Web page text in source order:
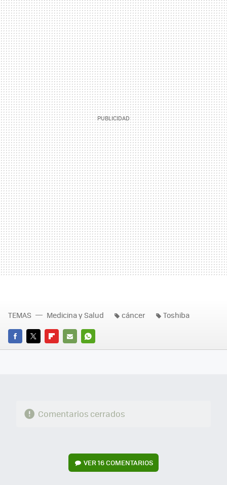
FACEBOOK
TWITTERFLIPBOARD
E-
WHATSAPP
TEMAS Medicina y Salud cáncer Toshiba
Comentarios cerrados
VER16 COMENTARIOS